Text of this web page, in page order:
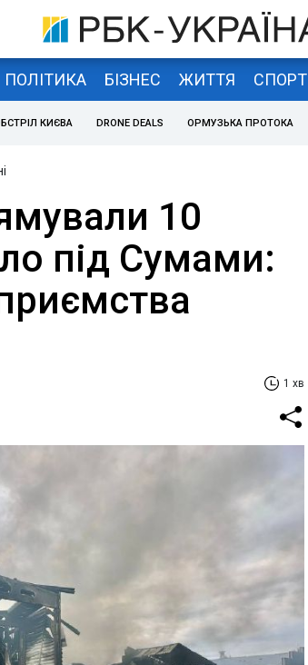
ПОЛІТИКА БІЗНЕС ЖИТТЯ СПОРТ
КИЄВА DRONE DEALS ОРМУЗЬКА ПРОТОКА
10
під Сумами:
1 хв